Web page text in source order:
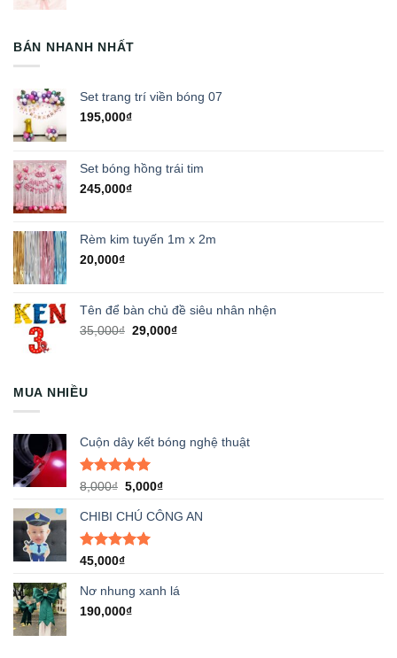
BÁN NHANH NHẤT
Set trang trí viền bóng 07
195,000₫
Set bóng hồng trái tim
245,000₫
Rèm kim tuyến 1m x 2m
20,000₫
Tên để bàn chủ đề siêu nhân nhện
35,000₫ Giá
29,000₫Giá
MUA NHIỀU
Cuộn dây kết bóng nghệ thuật
Được xếp
5 sao
8,000₫ Giá
là:
8,000₫.
5,000₫Giá
tại
CHIBI CHÚ CÔNG AN
Được xếp
5 sao
45,000₫
Nơ nhung xanh lá
190,000₫